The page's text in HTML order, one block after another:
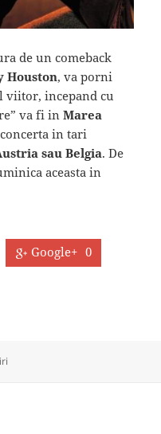
de un comeback
Houston, va porni
incepand cu
va fi inMarea
in tari
sau Belgia. De
aceasta in
Google+ 0